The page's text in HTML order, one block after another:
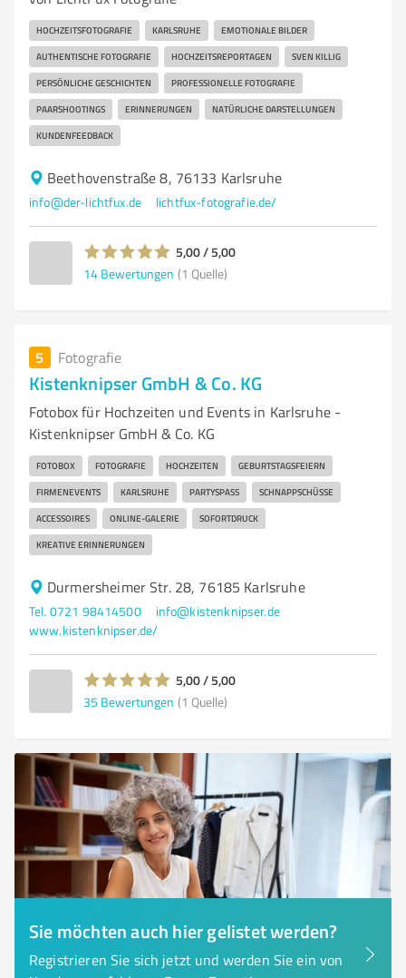
HOCHZEITSFOTOGRAFIE KARLSRUHE EMOTIONALE BILDER
AUTHENTISCHE FOTOGRAFIE HOCHZEITSREPORTAGEN SVEN KILLIG
PERSÖNLICHE GESCHICHTEN PROFESSIONELLE FOTOGRAFIE
PAARSHOOTINGS ERINNERUNGEN NATÜRLICHE DARSTELLUNGEN
KUNDENFEEDBACK
Beethovenstraße 8, 76133 Karlsruhe
info@der-lichtfux.de lichtfux-fotografie.de/
5,00 / 5,00
14 Bewertungen (1 Quelle)
5 Fotografie
Kistenknipser GmbH & Co. KG
Fotobox für Hochzeiten und Events in Karlsruhe -
Kistenknipser GmbH & Co. KG
FOTOBOX FOTOGRAFIE HOCHZEITEN GEBURTSTAGSFEIERN
FIRMENEVENTS KARLSRUHE PARTYSPASS SCHNAPPSCHÜSSE
ACCESSOIRES ONLINE-GALERIE SOFORTDRUCK
KREATIVE ERINNERUNGEN
Durmersheimer Str. 28, 76185 Karlsruhe
Tel. 0721 98414500
info@kistenknipser.de
www.kistenknipser.de/
5,00 / 5,00
35 Bewertungen (1 Quelle)
Sie möchten auch hier gelistet werden?
Registrieren Sie sich jetzt und werden Sie ein von